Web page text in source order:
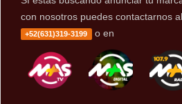
con nosotros puedes contactarnos
+52(631)319-3199 o en